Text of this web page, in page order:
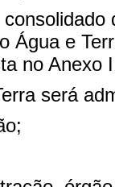
Água e
no Anexo
será